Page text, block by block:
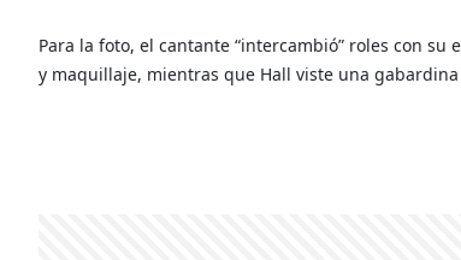
Para la foto, el cantante “intercambió” roles con
y maquillaje, mientras que Hall viste una